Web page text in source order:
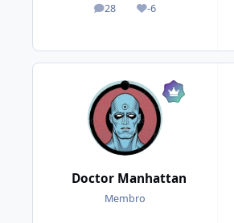
28
posts -6
Reputação
Doctor Manhattan
Membro